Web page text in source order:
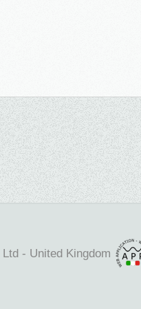
- United Kingdom